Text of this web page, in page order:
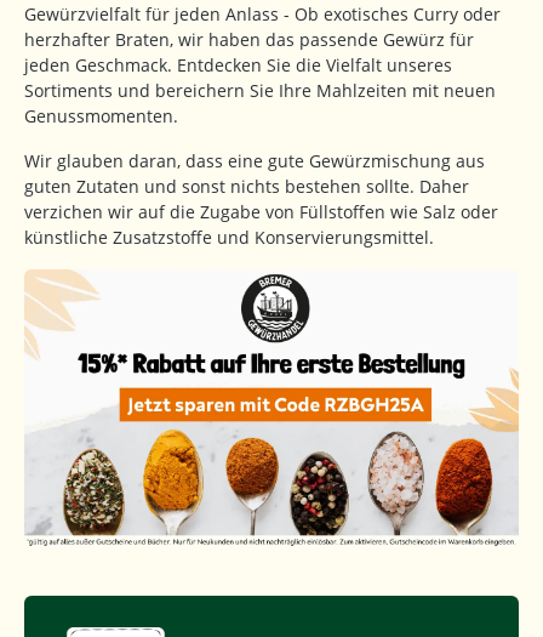
Gewürzvielfalt für jeden Anlass - Ob exotisches Curry oder
herzhafter Braten, wir haben das passende Gewürz für
jeden Geschmack. Entdecken Sie die Vielfalt unseres
Sortiments und bereichern Sie Ihre Mahlzeiten mit neuen
Genussmomenten.
Wir glauben daran, dass eine gute Gewürzmischung aus
guten Zutaten und sonst nichts bestehen sollte. Daher
verzichen wir auf die Zugabe von Füllstoffen wie Salz oder
künstliche Zusatzstoffe und Konservierungsmittel.